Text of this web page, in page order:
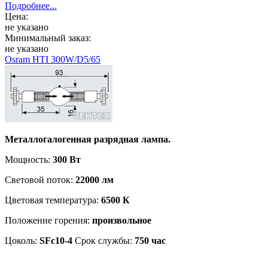
Подробнее...
Цена:
не указано
Минимальный заказ:
не указано
Osram HTI 300W/D5/65
Металлогалогенная разрядная лампа.
Мощность: 300 Вт
Световой поток: 22000 лм
Цветовая температура: 6500 К
Положение горения: произвольное
Цоколь: SFc10-4 Срок службы: 750 час